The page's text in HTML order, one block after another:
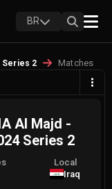
BR
Series 2
Matches
Al Majd -
Series 2
Local
Iraq